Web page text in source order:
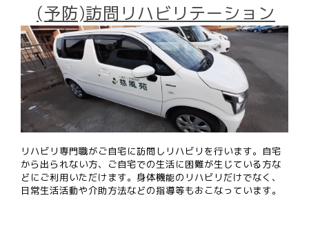
(予防)訪問リハビリテーション
リハビリ専門職がご自宅に訪問しリハビリを行います。自宅
から出られない方、ご自宅での生活に困難が生じている方な
どにご利用いただけます。身体機能のリハビリだけでなく、
日常生活活動や介助方法などの指導等もおこなっています。